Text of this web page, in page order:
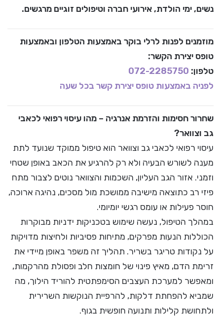
נשים, ימי הולדת, אירועי חברה וטיפולים זוגיים מרגשים.
מוזמנים לפנות לרלי בוקר באמצעות הטלפון ובאמצעות
טופס יצירת הקשר:
טלפון: 072-2285750
לפניה באמצעות טופס יצירת קשר בכל שעה
שחרור חסימות והזרמת אנרגיה – מהו עיסוי רפואי לכאבי
גב וצוואר?
עיסוי רפואי לכאבי גב וצוואר הוא טיפול ממוקד שנועד לתת
מענה לשורש הבעיה ולא רק להרגיע את הכאב באופן שטחי
וזמני. אזור הגב העליון, השכמות והצוואר נוטים לצבור מתח
פיזי רב כתוצאה מישיבה ממושכת מול מסכים, נהיגה ארוכה,
חוסר פעילות או עומס רגשי יומיומי.
במהלך הטיפול, נעשה שימוש בטכניקות ידניות מבוקרות
הכוללות הנעות מפרקים, מתיחות פסיביות ולחיצות מדויקות
על נקודות טריגר בשריר. תהליך זה משפר באופן מיידי את
זרימת הדם, מאיץ פינוי של חומצות חלב ופסולת מהרקמות,
ומאפשר למערכת העצבים הסימפתטית להוריד הילוך, מה
שמביא להפחתת דלקות, להרפיית הנוקשות השרירית
ולתחושת קלילות ותנועה חופשית בגוף.